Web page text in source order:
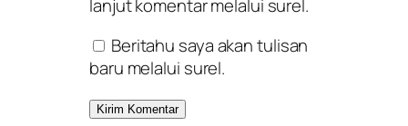
lanjut komentar melalui surel.
Beritahu saya akan tulisan
baru melalui surel.